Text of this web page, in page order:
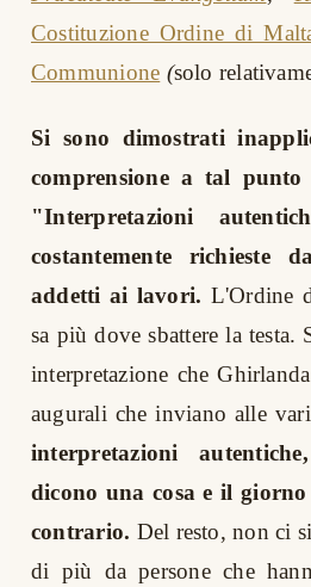
Costituzione Ordine di
Communione (solo
Si sono dimostrati
comprensione a tal punto
"Interpretazioni
costantemente richieste
addetti ai lavori. L'Ordine
sa più dove sbattere la
interpretazione che
augurali che inviano alle
interpretazioni
dicono una cosa e il
contrario. Del resto, non ci
di più da persone che